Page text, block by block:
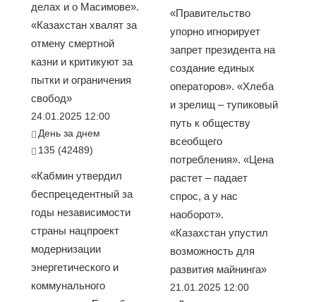
делах и о Масимове».
«Казахстан хвалят за
отмену смертной
казни и критикуют за
пытки и ограничения
свобод»
24.01.2025 12:00
День за днем
135 (42489)
«Кабмин утвердил
беспрецедентный за
годы независимости
страны нацпроект
модернизации
энергетического и
коммунального
«Правительство
упорно игнорирует
запрет президента на
создание единых
операторов». «Хлеба
и зрелищ – тупиковый
путь к обществу
всеобщего
потребления». «Цена
растет – падает
спрос, а у нас
наоборот».
«Казахстан упустил
возможность для
развития майнинга»
21.01.2025 12:00